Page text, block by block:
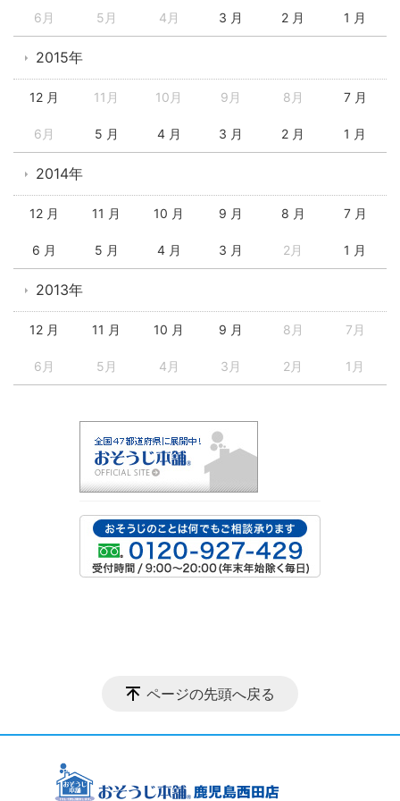
6月 5月 4月 3 月 2 月 1 月
2015年
12 月 11月 10月 9月 8月 7 月
6月 5 月 4 月 3 月 2 月 1 月
2014年
12 月 11 月 10 月 9 月 8 月 7 月
6 月 5 月 4 月 3 月 2月 1 月
2013年
12 月 11 月 10 月 9 月 8月 7月
6月 5月 4月 3月 2月 1月
ページの先頭へ戻る